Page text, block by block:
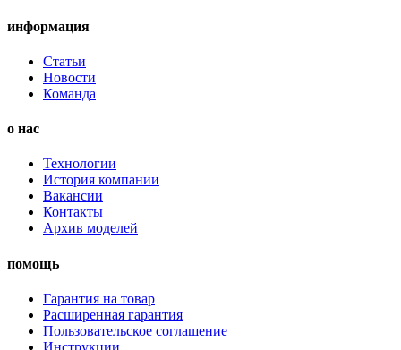
информация
Статьи
Новости
Команда
о нас
Технологии
История компании
Вакансии
Контакты
Архив моделей
помощь
Гарантия на товар
Расширенная гарантия
Пользовательское соглашение
Инструкции